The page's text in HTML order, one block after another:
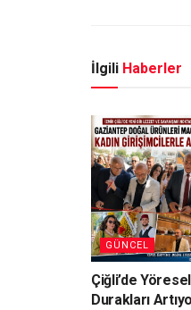
İlgili Haberler
GÜNCEL
Çiğli’de
Durakları